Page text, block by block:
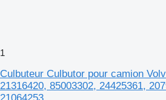
1
Culbuteur Culbutor pour camion
21316420, 85003302, 24425361,
21064253